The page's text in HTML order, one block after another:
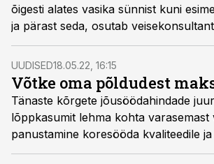
õigesti alates vasika sünnist kuni
ja pärast seda, osutab
Bonde nõustamisfirmast
UUDISED18.05.22, 16:15
Võtke oma põldudest
Tänaste kõrgete jõusöödahindade
lõppkasumit lehma kohta varasemast
panustamine koresööda kvaliteedile